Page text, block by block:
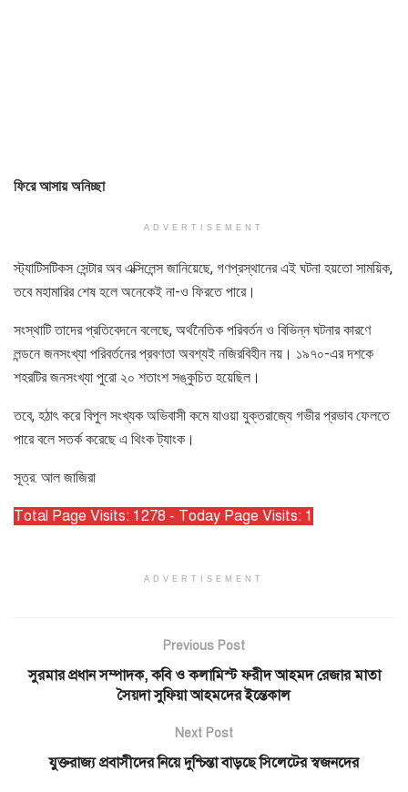
ফিরে আসায় অনিচ্ছা
ADVERTISEMENT
স্ট্যাটিসটিকস সেন্টার অব এক্সিলেন্স জানিয়েছে, গণপ্রস্থানের এই ঘটনা হয়তো সাময়িক,
তবে মহামারির শেষ হলে অনেকেই না-ও ফিরতে পারে।
সংস্থাটি তাদের প্রতিবেদনে বলেছে, অর্থনৈতিক পরিবর্তন ও বিভিন্ন ঘটনার কারণে
লন্ডনে জনসংখ্যা পরিবর্তনের প্রবণতা অবশ্যই নজিরবিহীন নয়। ১৯৭০-এর দশকে
শহরটির জনসংখ্যা পুরো ২০ শতাংশ সঙ্কুচিত হয়েছিল।
তবে, হঠাৎ করে বিপুল সংখ্যক অভিবাসী কমে যাওয়া যুক্তরাজ্যে গভীর প্রভাব ফেলতে
পারে বলে সতর্ক করেছে এ থিংক ট্যাংক।
সূত্র: আল জাজিরা
Total Page Visits: 1278 - Today Page Visits: 1
ADVERTISEMENT
Previous Post
সুরমার প্রধান সম্পাদক, কবি ও কলামিস্ট ফরীদ আহমদ রেজার মাতা
সৈয়দা সু‌ফিয়া আহম‌দের ই‌ন্তেকাল
Next Post
যুক্তরাজ্য প্রবাসীদের নিয়ে দুশ্চিন্তা বাড়ছে সিলেটের স্বজনদের